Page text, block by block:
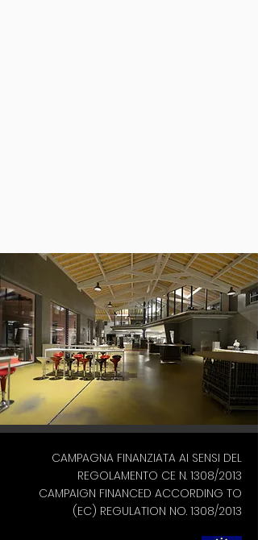
CAMPAGNA FINANZIATA AI SENSI DEL
REGOLAMENTO CE N. 1308/2013
CAMPAIGN FINANCED ACCORDING TO
(EC) REGULATION NO. 1308/2013